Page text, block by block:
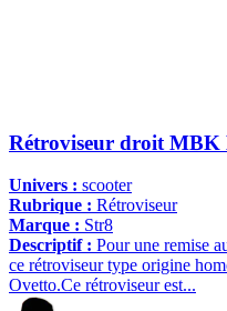
Rétroviseur droit MBK
Univers : scooter
Rubrique : Rétroviseur
Marque : Str8
Descriptif : Pour une remise
ce rétroviseur type origine
Ovetto.Ce rétroviseur est...